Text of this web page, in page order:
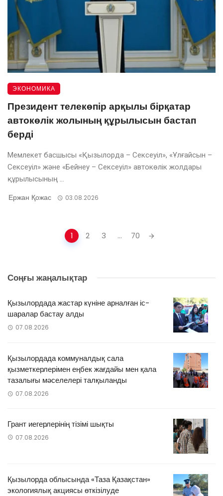
ЭКОНОМИКА
Президент телекөпір арқылы бірқатар
автокөлік жолының құрылысын бастап
берді
Мемлекет басшысы «Қызылорда – Сексеуіл», «Ұлғайсын –
Сексеуіл» және «Бейнеу – Сексеуіл» автокөлік жолдары
құрылысының ...
Ержан Қожас 03.08.2026
1 2 3 ... 70
Соңғы жаңалықтар
Қызылордада жастар күніне арналған іс-
шаралар бастау алды
07.08.2026
Қызылордада коммуналдық сала
қызметкерлерімен еңбек жағдайы мен қала
тазалығы мәселелері талқыланды
07.08.2026
Грант иегерлерінің тізімі шықты
07.08.2026
Қызылорда облысында «Таза Қазақстан»
экологиялық акциясы өткізілуде